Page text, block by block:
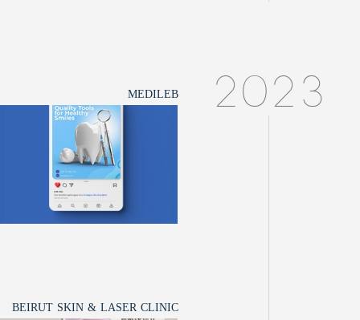
2023
MEDILEB
BEIRUT SKIN & LASER CLINIC